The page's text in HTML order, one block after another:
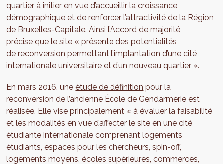
quartier à initier en vue d’accueillir la croissance
démographique et de renforcer l’attractivité de la Région
de Bruxelles-Capitale. Ainsi l’Accord de majorité
précise que le site « présente des potentialités
de reconversion permettant l’implantation d’une cité
internationale universitaire et d’un nouveau quartier ».
En mars 2016, uneétude de définition pour la
reconversion de l’ancienne École de Gendarmerie est
réalisée. Elle vise principalement « à évaluer la faisabilité
et les modalités en vue d’affecter le site en une cité
étudiante internationale comprenant logements
étudiants, espaces pour les chercheurs, spin-off,
logements moyens, écoles supérieures, commerces,